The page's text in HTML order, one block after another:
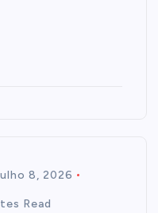
8, 2026
Read